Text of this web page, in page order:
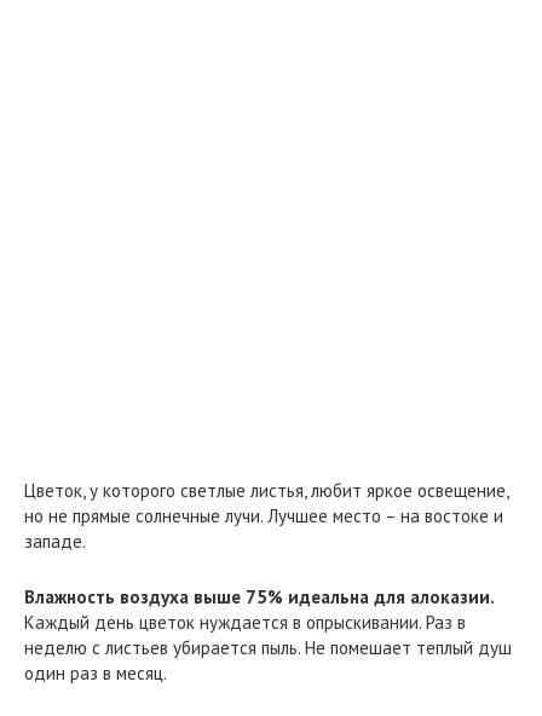
Цветок, у которого светлые листья, любит яркое освещение,
но не прямые солнечные лучи. Лучшее место – на востоке и
западе.
Влажность воздуха выше 75% идеальна для алоказии.
Каждый день цветок нуждается в опрыскивании. Раз в
неделю с листьев убирается пыль. Не помешает теплый душ
один раз в месяц.